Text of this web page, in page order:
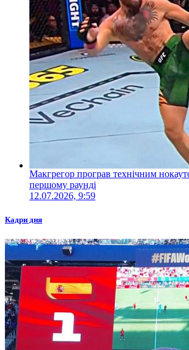
Макгрегор програв технічним
першому раунді
12.07.2026, 9:59
Кадри дня